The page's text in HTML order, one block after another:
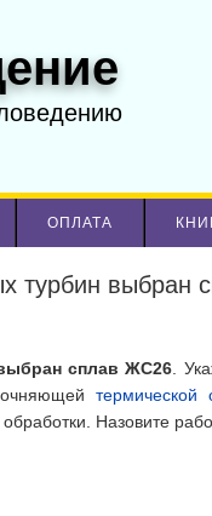
ОПЛАТА
турбин выбран
сплав ЖС26 .
термической
Назовите